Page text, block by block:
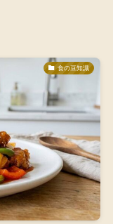
食の豆知識